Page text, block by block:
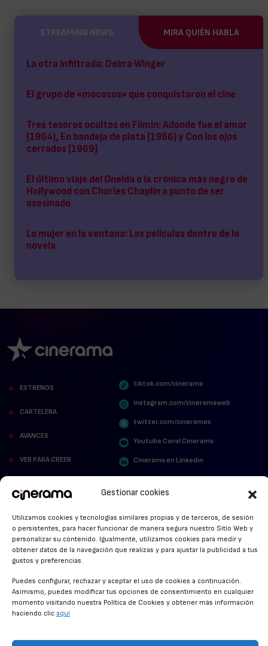
Gestionar cookies
Utilizamos cookies y tecnologías similares propias y de terceros, de sesión
o persistentes, para hacer funcionar de manera segura nuestro Sitio Web y
personalizar su contenido. Igualmente, utilizamos cookies para medir y
obtener datos de la navegación que realizas y para ajustar la publicidad a tus
gustos y preferencias.
Puedes configurar, rechazar y aceptar el uso de cookies a continuación.
Asimismo, puedes modificar tus opciones de consentimiento en cualquier
momento visitando nuestra Política de Cookies y obtener más información
haciendo clic aquí
STREAMING NEWS MIRA QUIÉN HABLA
La otra Infiltrada: Debra Winger
El grupo de «mocosos» que conquistaron el cine
Tres tesoros ocultos en Filmin: Adonde fue el amor
(1964), En bandeja de plata (1966) y Con los ojos
cerrados (1969)
El último viaje del Oneida o la crónica más negra de
Hollywood con Charles Chaplin a punto de ser
asesinado
La mujer en la ventana: Las películas dentro de la
novela
ESTRENOS
CARTELERA
AVANCES
VER PARA CREER
ALFOMBRA ROJA
tiktok.com/cinerama
instagram.com/cineramaweb
twitter.com/cinerames
Youtube Canal Cinerama
Cinerama en Linkedin
CONDICIONES GENERALES